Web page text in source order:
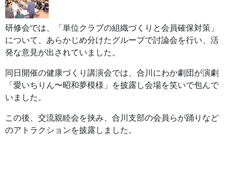
研修会では、「単位クラブの組織づくりと会員確保対策」
について、あらかじめ分けたグループで討論会を行い、活
発な意見が出されていました。
同日開催の健康づくり講演会では、合川にわか劇団が演劇
「愛いちりん〜昭和夢模様」を披露し会場を笑いで包んで
いました。
この後、交流親睦会を挟み、合川支部の会員らが踊りなど
のアトラクションを披露しました。